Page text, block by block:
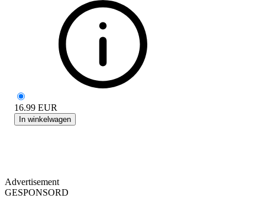
16.99 EUR
In winkelwagen
Advertisement
GESPONSORD